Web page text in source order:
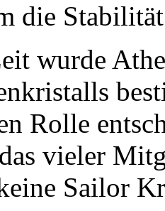
die
wurde
Rolle
vieler
Sailor